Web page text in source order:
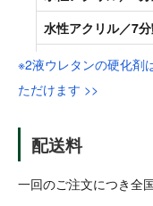
※2液ウレタンの硬化剤
ただけます >>
配送料
一回のご注文につき全